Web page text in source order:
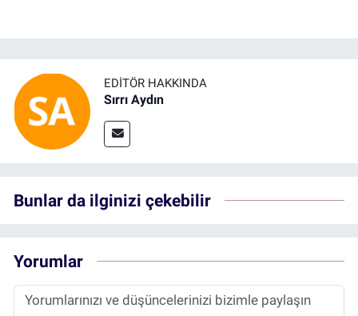
EDITÖR HAKKINDA
Sırrı Aydın
Bunlar da ilginizi çekebilir
Yorumlar